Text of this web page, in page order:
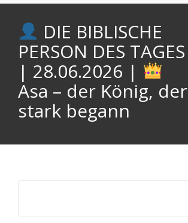
DIE BIBLISCHE
PERSON DES TAGES
| 28.06.2026 |
Asa – der König, der
stark begann